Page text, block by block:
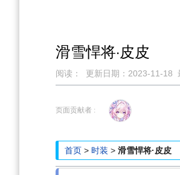
滑雪悍将·皮皮
阅读： 更新日期： 2023-11-18
到
到
页面贡献者 :
首页 > 时装 > 滑雪悍将·皮皮